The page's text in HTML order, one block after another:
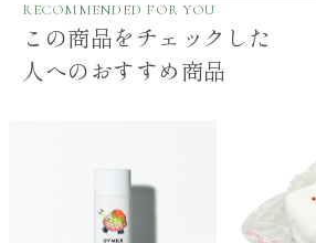
RECOMMENDED FOR YOU
この商品をチェックした
人へのおすすめ商品